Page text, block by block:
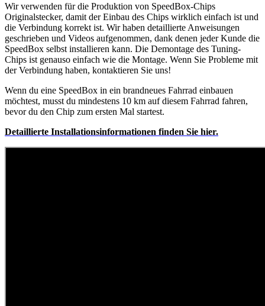
Wir verwenden für die Produktion von SpeedBox-Chips
Originalstecker, damit der Einbau des Chips wirklich einfach ist und
die Verbindung korrekt ist. Wir haben detaillierte Anweisungen
geschrieben und Videos aufgenommen, dank denen jeder Kunde die
SpeedBox selbst installieren kann. Die Demontage des Tuning-
Chips ist genauso einfach wie die Montage. Wenn Sie Probleme mit
der Verbindung haben, kontaktieren Sie uns!
Wenn du eine SpeedBox in ein brandneues Fahrrad einbauen
möchtest, musst du mindestens 10 km auf diesem Fahrrad fahren,
bevor du den Chip zum ersten Mal startest.
Detaillierte Installationsinformationen finden Sie hier.